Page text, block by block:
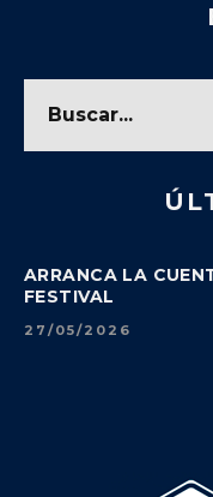
ARRANCA LA
FESTIVAL
27/05/2026